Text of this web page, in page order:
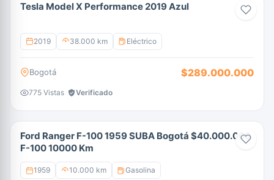
Tesla Model X Performance 2019 Azul
2019 38.000 km Eléctrico
Bogotá $289.000.000
775 Vistas Verificado
Ford Ranger F-100 1959 SUBA Bogotá $40.000.000
F-100 10000 Km
1959 10.000 km Gasolina